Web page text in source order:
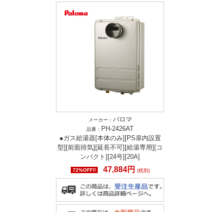
メーカー： パロマ
品番： PH-2426AT
●ガス給湯器[本体のみ][PS扉内設置
型][前面排気][延長不可][給湯専用][コ
ンパクト][24号][20A]
72%OFF!! 47,884円 (税別)